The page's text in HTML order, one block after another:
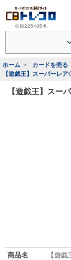
会員225485名
ホーム カードを売る
【遊戯王】スーパーレ
【遊戯王】スー
商品名
【遊